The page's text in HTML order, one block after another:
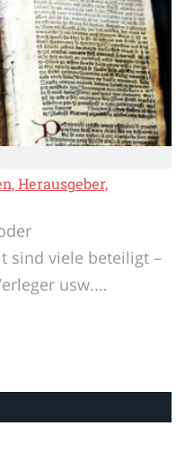
Herausgeber,
sind viele beteiligt –
usw.…